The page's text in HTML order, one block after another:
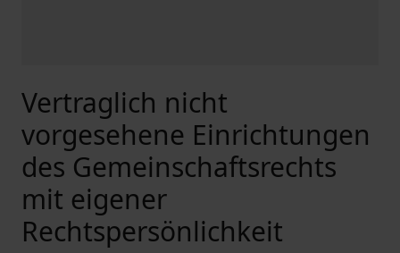
Vertraglich nicht
vorgesehene Einrichtungen
des Gemeinschaftsrechts
mit eigener
Rechtspersönlichkeit